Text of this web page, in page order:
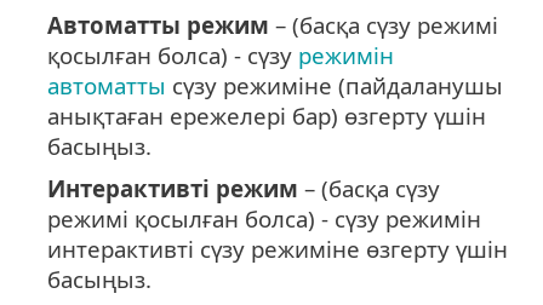
Автоматты режим – (басқа сүзу режимі
қосылған болса) - сүзу режимін
автоматты сүзу режиміне (пайдаланушы
анықтаған ережелері бар) өзгерту үшін
басыңыз.
Интерактивті режим – (басқа сүзу
режимі қосылған болса) - сүзу режимін
интерактивті сүзу режиміне өзгерту үшін
басыңыз.